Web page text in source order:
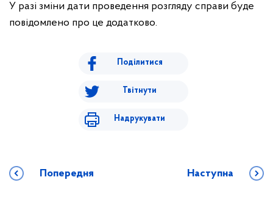
У разі зміни дати проведення розгляду справи буде
повідомлено про це додатково.
Поділитися
Твітнути
Надрукувати
Попередня Наступна